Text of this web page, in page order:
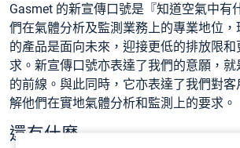
Gasmet 的新宣傳口號是『知道空氣中有
們在氣體分析及監測業務上的專業地位
的產品是面向未來 ，迎接更低的排放限
求。新宣傳口號亦表達了我們的意願，就
的前線。與此同時，它亦表達了我們對客
解他們在實地氣體分析和監測上的要求。
還有什麼